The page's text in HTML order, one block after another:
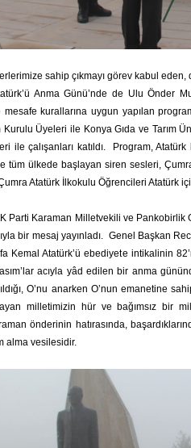
sahip çıkmayı görev kabul
Anma Günü’nde de Ulu Önder
mesafe kurallarına uygun yapılan
Kurulu Üyeleri ile Konya Gıda ve Tarım
ile çalışanları katıldı. Program,
tüm ülkede başlayan siren sesleri,
Atatürk İlkokulu Öğrencileri Atatürk
Parti Karaman Milletvekili ve Pankobirlik
bir mesaj yayınladı. Genel Başkan
Kemal Atatürk’ü ebediyete intikalinin
acıyla yâd edilen bir anma
O’nu anarken O’nun emanetine
milletimizin hür ve bağımsız bir
önderinin hatırasında,
alma vesilesidir.